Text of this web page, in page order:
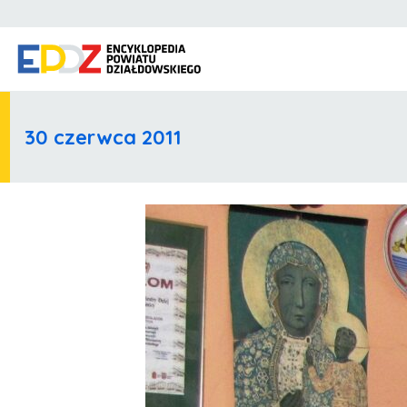
30 czerwca 2011